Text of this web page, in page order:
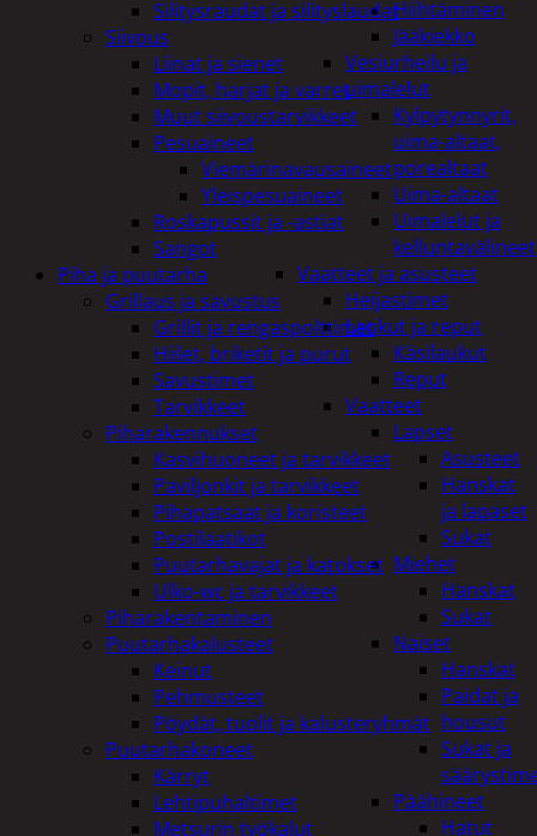
Hiihtäminen
Jääkiekko
Vesiurheilu ja
uimalelut
Kylpytynnyrit,
uima-altaat,
porealtaat
Uima-altaat
Uimalelut ja
kelluntavälineet
Vaatteet ja asusteet
Heijastimet
Laukut ja reput
Käsilaukut
Reput
Vaatteet
Lapset
Asusteet
Hanskat
ja lapaset
Sukat
Miehet
Hanskat
Sukat
Naiset
Hanskat
Paidat ja
housut
Sukat ja
Päähineet
Hatut
Silitysraudat ja silityslaudat
Siivous
Liinat ja sienet
Mopit, harjat ja varret
Muut siivoustarvikkeet
Pesuaineet
Viemärinavausaineet
Yleispesuaineet
Roskapussit ja -astiat
Sangot
Piha ja puutarha
Grillaus ja savustus
Grillit ja rengaspolttimet
Hiilet, briketit ja purut
Savustimet
Tarvikkeet
Piharakennukset
Kasvihuoneet ja tarvikkeet
Paviljonkit ja tarvikkeet
Pihapatsaat ja koristeet
Postilaatikot
Puutarhavajat ja katokset
Ulko-wc ja tarvikkeet
Piharakentaminen
Puutarhakalusteet
Keinut
Pehmusteet
Pöydät, tuolit ja kalusteryhmät
Puutarhakoneet
Kärryt
Lehtipuhaltimet
Metsurin työkalut